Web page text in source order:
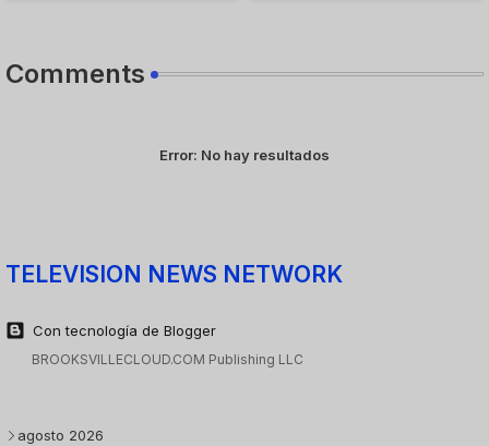
Comments
Error: No hay resultados
TELEVISION NEWS NETWORK
Con tecnología de Blogger
BROOKSVILLECLOUD.COM Publishing LLC
agosto 2026